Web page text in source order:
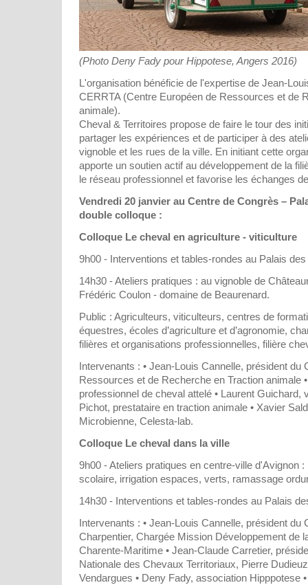
(Photo Deny Fady pour Hippotese, Angers 2016)
L'organisation bénéficie de l'expertise de Jean-
CERRTA (Centre Européen de Ressources et de
animale).
Cheval & Territoires propose de faire le tour des
partager les expériences et de participer à des
vignoble et les rues de la ville. En initiant cette
apporte un soutien actif au développement de la
le réseau professionnel et favorise les échanges
Vendredi 20 janvier au Centre de Congrès –
double colloque :
Colloque Le cheval en agriculture - viticulture
9h00 - Interventions et tables-rondes au Palais
14h30 - Ateliers pratiques : au vignoble de
Frédéric Coulon - domaine de Beaurenard.
Public : Agriculteurs, viticulteurs, centres de
équestres, écoles d’agriculture et d’agronomie,
filières et organisations professionnelles, filière
Intervenants : • Jean-Louis Cannelle, président du
Ressources et de Recherche en Traction animale
professionnel de cheval attelé • Laurent Guichard,
Pichot, prestataire en traction animale • Xavier
Microbienne, Celesta-lab.
Colloque Le cheval dans la ville
9h00 - Ateliers pratiques en centre-ville d'Avignon
scolaire, irrigation espaces, verts, ramassage
14h30 - Interventions et tables-rondes au Palais
Intervenants : • Jean-Louis Cannelle, président du
Charpentier, Chargée Mission Développement de
Charente-Maritime • Jean-Claude Carretier,
Nationale des Chevaux Territoriaux, Pierre
Vendargues • Deny Fady, association Hipppotese